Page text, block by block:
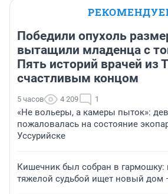
Победили опухоль
вытащили младенца с
Пять историй врачей из
счастливым концом
5 часов 4 209 1
«Не вольеры, а камеры пыток»:
пожаловалась на состояние
Уссурийске
Кишечник был собран в гармошку:
тяжелой судьбой ищет новый дом